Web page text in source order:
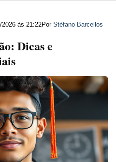
2026 às 21:22Por Stéfano Barcellos
Dicas e